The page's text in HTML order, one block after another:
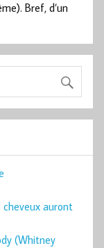
Bref, d’un
auront
(Whitney